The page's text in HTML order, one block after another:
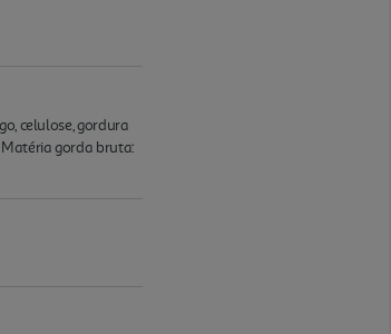
celulose, gordura
Matéria gorda bruta: